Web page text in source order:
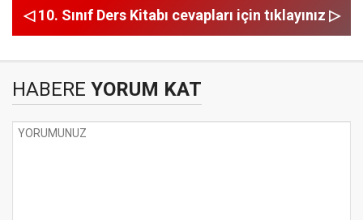
◁ 10. Sınıf Ders Kitabı cevapları için tıklayınız ▷
HABERE YORUM KAT